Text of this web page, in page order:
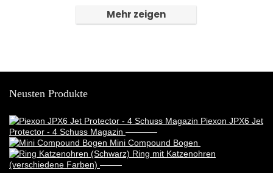
Mehr zeigen
Neusten Produkte
Piexon JPX6 Jet
Protector - 4 Schuss Magazin 388,95€
Mini Compound Bogen
Ring mit Katzenohren
(verschiedene Farben) 6,99€